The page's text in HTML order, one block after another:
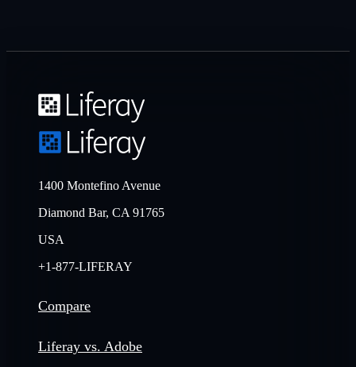
1400 Montefino Avenue
Diamond Bar, CA 91765
USA
+1-877-LIFERAY
Compare
Liferay vs. Adobe